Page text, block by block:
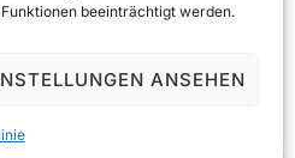
beeinträchtigt werden.
ANSEHEN
Reserved